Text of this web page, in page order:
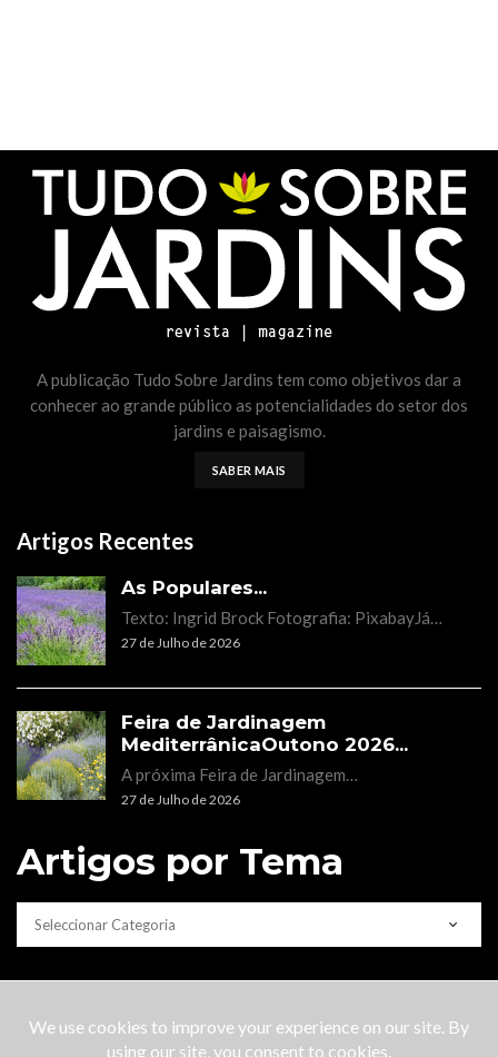
A publicação Tudo Sobre Jardins tem como objetivos dar a
conhecer ao grande público as potencialidades do setor dos
jardins e paisagismo.
SABER MAIS
Artigos Recentes
As Populares...
Texto: Ingrid Brock Fotografia: PixabayJá…
27 de Julho de 2026
Feira de Jardinagem
MediterrânicaOutono 2026...
A próxima Feira de Jardinagem…
27 de Julho de 2026
Artigos por Tema
CATEGORIAS
Copyright © 2022 Lobo do Mar |About Us